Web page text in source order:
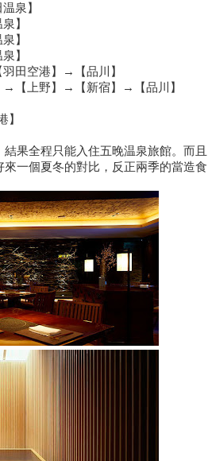
泉】
】
】
】
田空港】→【品川】
→【上野】→【新宿】→【品川】
】
果全程只能入住五晚温泉旅館。而且
一個夏冬的對比，反正兩季的當造食